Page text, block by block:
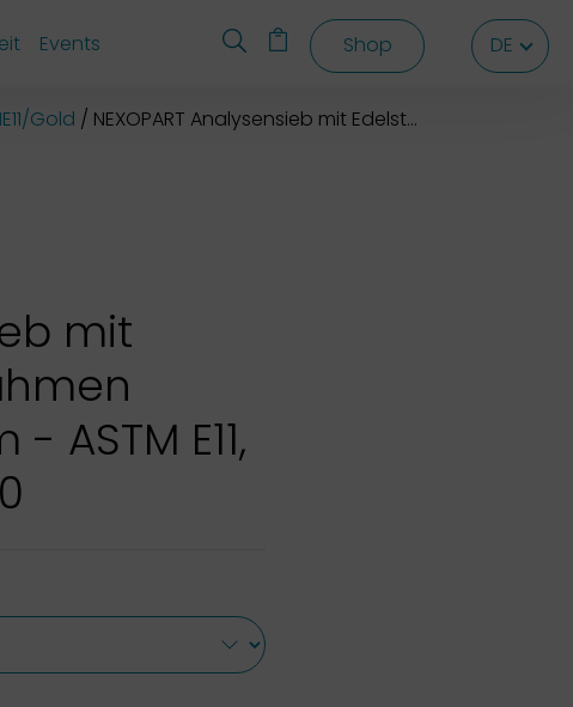
DE DE
Events Shop DE
Gold NEXOPART Analysensieb mit Edelstahlrahmen 200x50 mm
mit
ASTM E11,